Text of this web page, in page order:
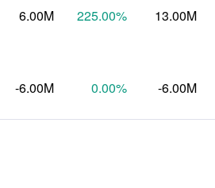
6.00M 225.00% 13.00M
-6.00M 0.00% -6.00M